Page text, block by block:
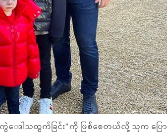
ဒါသထွက်ခြင်း” ကို ဖြစ်စေတယ်လို့ သူက ပြော